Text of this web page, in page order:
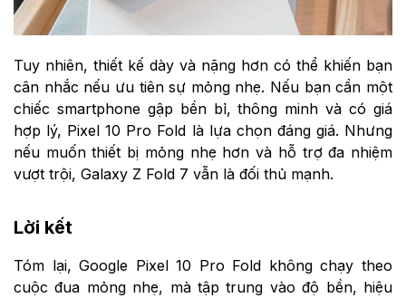
Tuy nhiên, thiết kế dày và nặng hơn có thể khiến bạn
cân nhắc nếu ưu tiên sự mỏng nhẹ. Nếu bạn cần một
chiếc smartphone gập bền bỉ, thông minh và có giá
hợp lý, Pixel 10 Pro Fold là lựa chọn đáng giá. Nhưng
nếu muốn thiết bị mỏng nhẹ hơn và hỗ trợ đa nhiệm
vượt trội, Galaxy Z Fold 7 vẫn là đối thủ mạnh.
Lời kết
Tóm lại, Google Pixel 10 Pro Fold không chạy theo
cuộc đua mỏng nhẹ, mà tập trung vào độ bền, hiệu